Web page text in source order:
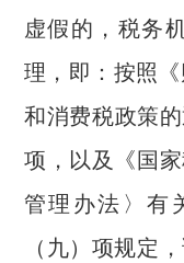
虚假的，税务
理，即：按照
和消费税政策
项，以及《国
管理办法〉有
（九）项规定